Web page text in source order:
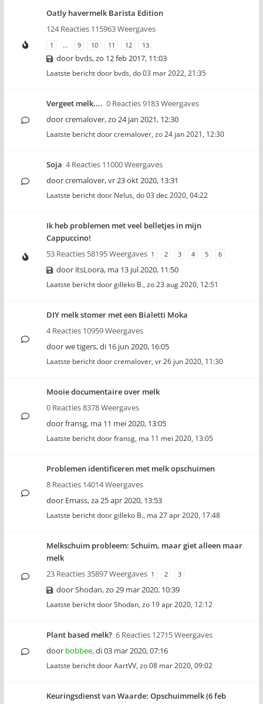
Oatly havermelk Barista Edition
124 Reacties 115963 Weergaves
1 … 9 10 11 12 13
door bvds,zo 12 feb 2017, 11:03
Laatste bericht door bvds, do 03 mar 2022, 21:35
Vergeet melk.... 0 Reacties 9183 Weergaves
doorcremalover,zo 24 jan 2021, 12:30
Laatste bericht doorcremalover, zo 24 jan 2021, 12:30
Soja 4 Reacties 11000 Weergaves
doorcremalover,vr 23 okt 2020, 13:31
Laatste bericht door Nelus, do 03 dec 2020, 04:22
Ik heb problemen met veel belletjes in mijn
Cappuccino!
53 Reacties 58195 Weergaves 1 2 3 4 5 6
door itsLoora, ma 13 jul 2020, 11:50
Laatste bericht doorgilleko B., zo 23 aug 2020, 12:51
DIY melk stomer met een Bialetti Moka
4 Reacties 10959 Weergaves
doorwe tigers,di 16 jun 2020, 16:05
Laatste bericht doorcremalover, vr 26 jun 2020, 11:30
Mooie documentaire over melk
0 Reacties 8378 Weergaves
doorfransg, ma 11 mei 2020, 13:05
Laatste bericht doorfransg, ma 11 mei 2020, 13:05
Problemen identificeren met melk opschuimen
8 Reacties 14014 Weergaves
door Emass,za 25 apr 2020, 13:53
Laatste bericht doorgilleko B., ma 27 apr 2020, 17:48
Melkschuim probleem: Schuim, maar giet alleen maar
melk
23 Reacties 35897 Weergaves 1 2 3
doorShodan,zo 29 mar 2020, 10:39
Laatste bericht doorShodan, zo 19 apr 2020, 12:12
Plant based melk? 6 Reacties 12715 Weergaves
door bobbee,di 03 mar 2020, 07:16
Laatste bericht doorAartVV, zo 08 mar 2020, 09:02
Keuringsdienst van Waarde: Opschuimmelk (6 feb